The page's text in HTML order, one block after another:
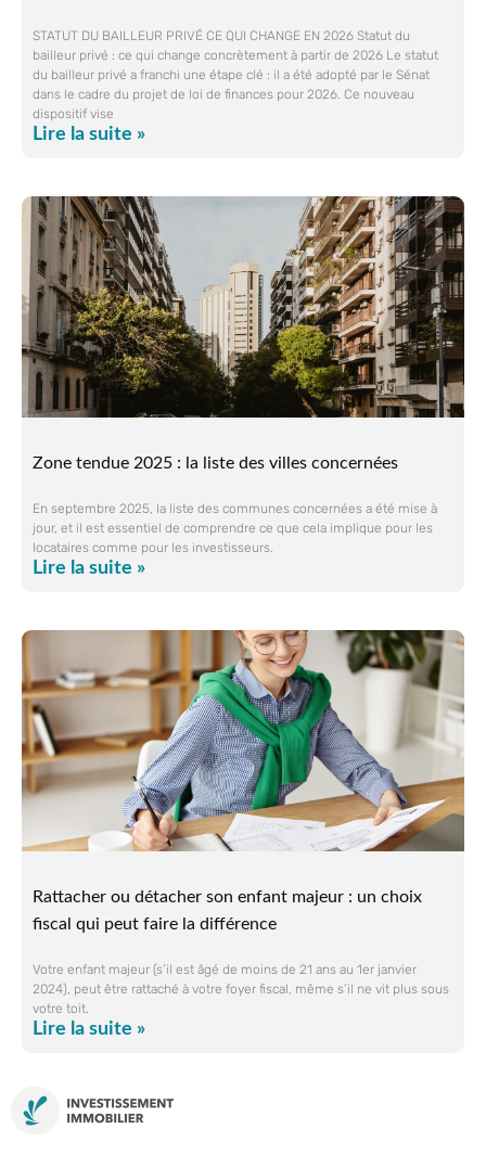
STATUT DU BAILLEUR PRIVÉ CE QUI CHANGE EN 2026 Statut du
bailleur privé : ce qui change concrètement à partir de 2026 Le statut
du bailleur privé a franchi une étape clé : il a été adopté par le Sénat
dans le cadre du projet de loi de finances pour 2026. Ce nouveau
dispositif vise
Lire la suite »
Zone tendue 2025 : la liste des villes concernées
En septembre 2025, la liste des communes concernées a été mise à
jour, et il est essentiel de comprendre ce que cela implique pour les
locataires comme pour les investisseurs.
Lire la suite »
Rattacher ou détacher son enfant majeur : un choix
fiscal qui peut faire la différence
Votre enfant majeur (s’il est âgé de moins de 21 ans au 1er janvier
2024), peut être rattaché à votre foyer fiscal, même s’il ne vit plus sous
votre toit.
Lire la suite »